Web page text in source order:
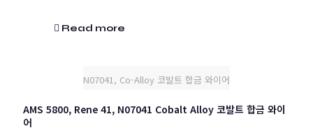
Read more
N07041, Co-Alloy 코발트 합금 와이어
AMS 5800, Rene 41, N07041 Cobalt Alloy 코발트 합금 와이
어